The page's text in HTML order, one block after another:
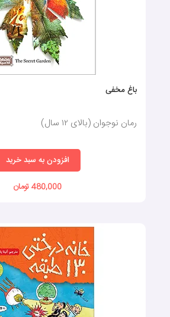
باغ مخفی
رمان نوجوان (بالای ١٢ سال)
افزودن به سبد خرید
480,000 تومان